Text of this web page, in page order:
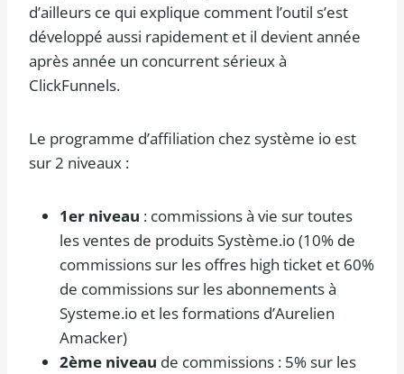
d’ailleurs ce qui explique comment l’outil s’est
développé aussi rapidement et il devient année
après année un concurrent sérieux à
ClickFunnels.
Le programme d’affiliation chez système io est
sur 2 niveaux :
1er niveau : commissions à vie sur toutes
les ventes de produits Système.io (10% de
commissions sur les offres high ticket et 60%
de commissions sur les abonnements à
Systeme.io et les formations d’Aurelien
Amacker)
2ème niveau de commissions : 5% sur les